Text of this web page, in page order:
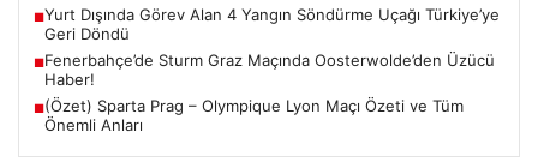
■Yurt Dışında Görev Alan 4 Yangın Söndürme Uçağı Türkiye’ye
Geri Döndü
■Fenerbahçe’de Sturm Graz Maçında Oosterwolde’den Üzücü
Haber!
■(Özet) Sparta Prag – Olympique Lyon Maçı Özeti ve Tüm
Önemli Anları